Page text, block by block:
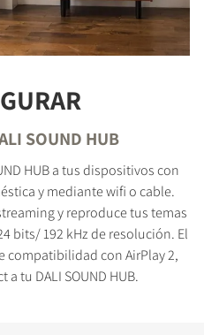
SOUND HUB
HUB a tus dispositivos con
y mediante wifi o cable.
y reproduce tus temas
bits/ 192 kHz de resolución. El
compatibilidad con AirPlay 2,
tu DALI SOUND HUB.